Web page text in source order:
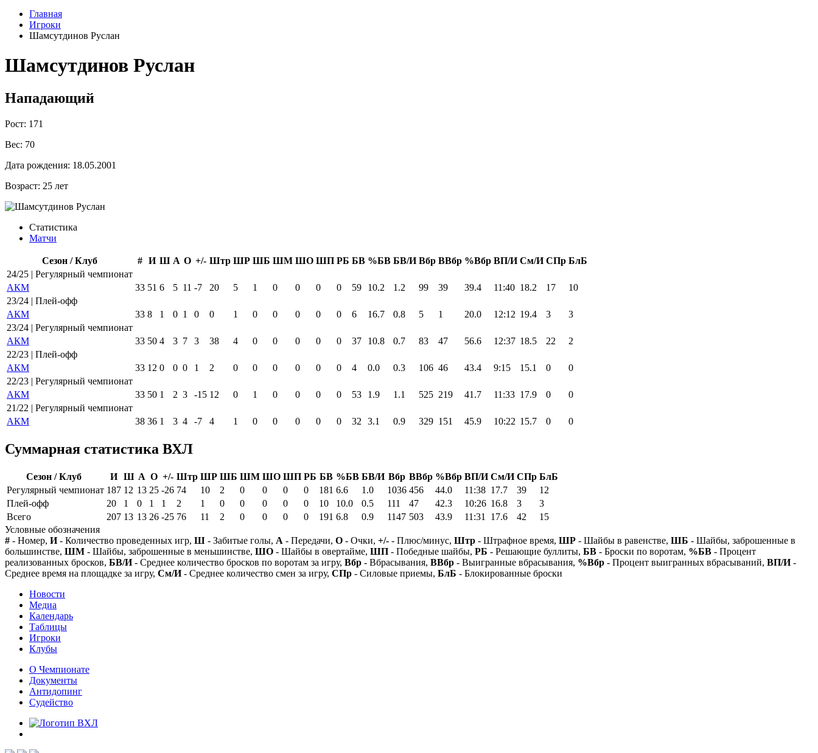
Главная
Игроки
Шамсутдинов Руслан
Шамсутдинов Руслан
Нападающий
Рост: 171
Вес: 70
Дата рождения: 18.05.2001
Возраст: 25 лет
Статистика
Матчи
Сезон / Клуб # И Ш А О +/- Штр ШР ШБ ШМ ШО ШП РБ БВ %БВ БВ/И Вбр ВВбр %Вбр ВП/И См/И СПр БлБ
24/25 | Регулярный чемпионат
АКМ
33 51 6 5 11 -7 20 5 1 0 0 0 0 59 10.2 1.2 99 39 39.4 11:40 18.2 17
10
23/24 | Плей-офф
АКМ
33 8 1 0 1 0 0 1 0 0 0 0 0 6 16.7 0.8 5 1 20.0 12:12 19.4 3
3
23/24 | Регулярный чемпионат
АКМ
33 50 4 3 7 3 38 4 0 0 0 0 0 37 10.8 0.7 83 47 56.6 12:37 18.5 22
2
22/23 | Плей-офф
АКМ
33 12 0 0 0 1 2 0 0 0 0 0 0 4 0.0 0.3 106 46 43.4 9:15 15.1 0
0
22/23 | Регулярный чемпионат
АКМ
33 50 1 2 3 -15 12 0 1 0 0 0 0 53 1.9 1.1 525 219 41.7 11:33 17.9 0
0
21/22 | Регулярный чемпионат
АКМ
38 36 1 3 4 -7 4 1 0 0 0 0 0 32 3.1 0.9 329 151 45.9 10:22 15.7 0 0
Суммарная статистика ВХЛ
Сезон / Клуб И Ш А О +/- Штр ШР ШБ ШМ ШО ШП РБ БВ %БВ БВ/И Вбр ВВбр %Вбр ВП/И См/И СПр БлБ
Регулярный чемпионат 187 12 13 25 -26 74 10 2 0 0 0 0 181 6.6 1.0 1036 456 44.0 11:38 17.7 39
12
Плей-офф
20 1 0 1 1 2 1 0 0 0 0 0 10 10.0 0.5 111 47 42.3 10:26 16.8 3
3
Всего
207 13 13 26 -25 76 11 2 0 0 0 0 191 6.8 0.9 1147 503 43.9 11:31 17.6 42
15
Условные обозначения
# - Номер, И- Количество проведенных игр, Ш - Забитые голы, А - Передачи, О - Очки, +/- - Плюс/минус, Штр - Штрафное время, ШР - Шайбы в равенстве, ШБ - Шайбы, заброшенные в
большинстве, ШМ - Шайбы, заброшенные в меньшинстве, ШО - Шайбы в овертайме, ШП - Победные шайбы, РБ - Решающие буллиты, БВ - Броски по воротам, %БВ - Процент
реализованных бросков, БВ/И- Среднее количество бросков по воротам за игру, Вбр - Вбрасывания, ВВбр - Выигранные вбрасывания, %Вбр - Процент выигранных вбрасываний, ВП/И-
Среднее время на площадке за игру, См/И- Среднее количество смен за игру, СПр - Силовые приемы, БлБ - Блокированные броски
Новости
Медиа
Календарь
Таблицы
Игроки
Клубы
О Чемпионате
Документы
Антидопинг
Судейство